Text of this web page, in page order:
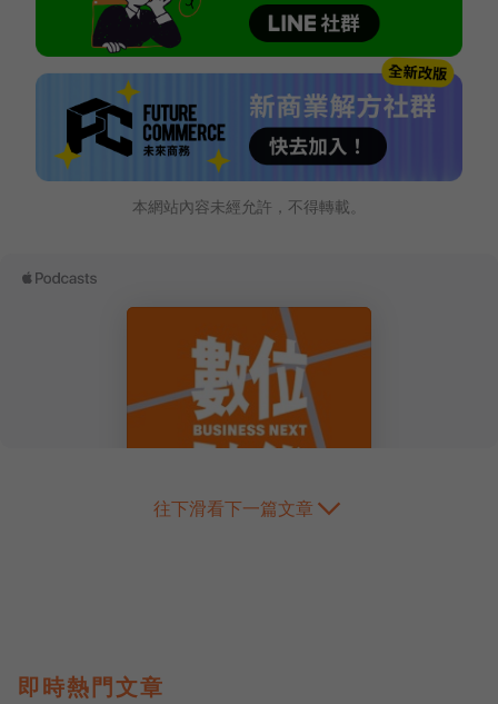
本網站內容未經允許，不得轉載。
往下滑看下一篇文章
即時熱門文章